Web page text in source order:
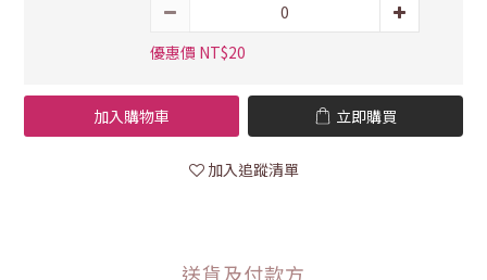
優惠價 NT$20
加入購物車 立即購買
加入追蹤清單
送貨及付款方